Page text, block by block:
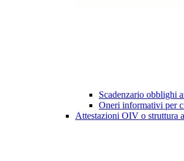
Scadenzario obblighi
Oneri informativi per
Attestazioni OIV o struttura